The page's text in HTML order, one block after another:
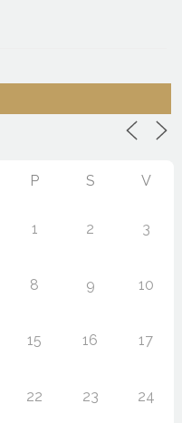
P S V
1 2 3
8 9 10
15 16 17
22 23 24